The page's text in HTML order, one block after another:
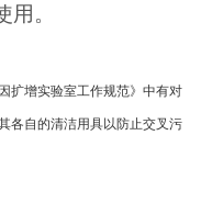
。
扩增实验室工作规范》中有对
各自的清洁用具以防止交叉污